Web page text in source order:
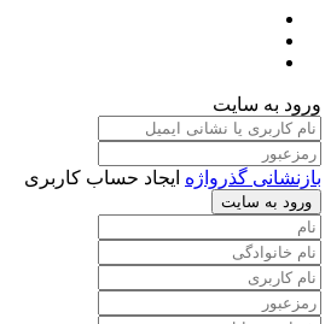
ورود به سایت
بازنشانی گذرواژه ایجاد حساب کاربری
ورود به سایت